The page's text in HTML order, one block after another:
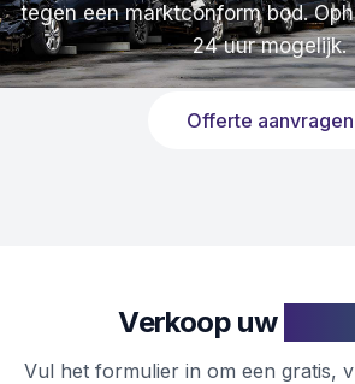
tegen een marktconform bod.
24 uur mogelijk.
Offerte aanvragen
Verkoop uw
Vul het formulier in om een gratis,